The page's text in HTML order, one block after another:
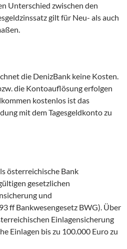
Unterschied zwischen den
gilt für Neu- als auch
die DenizBank keine Kosten.
die Kontoauflösung erfolgen
kostenlos ist das
mit dem Tagesgeldkonto zu
österreichische Bank
gesetzlichen
und
ff Bankwesengesetz BWG). Über
Einlagensicherung
Einlagen bis zu 100.000 Euro zu